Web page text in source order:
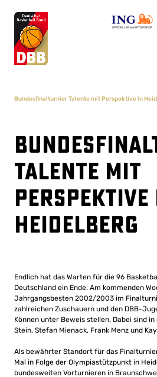
OFFIZIELLER HAUPTSPONSOR
Bundesfinalturnier Talente mit Perspektive in
Talente mit
Perspektive
Heidelberg
Endlich hat das Warten für die 96
Deutschland ein Ende. Am kommenden
Jahrgangsbesten 2002/2003 im
zahlreichen Zuschauern und den DBB-
Können unter Beweis stellen. Dabei sind
Stein, Stefan Mienack, Frank Menz und
Als bewährter Standort für das
Mal in Folge der Olympiastützpunkt in
bundesweiten Vorturnieren in